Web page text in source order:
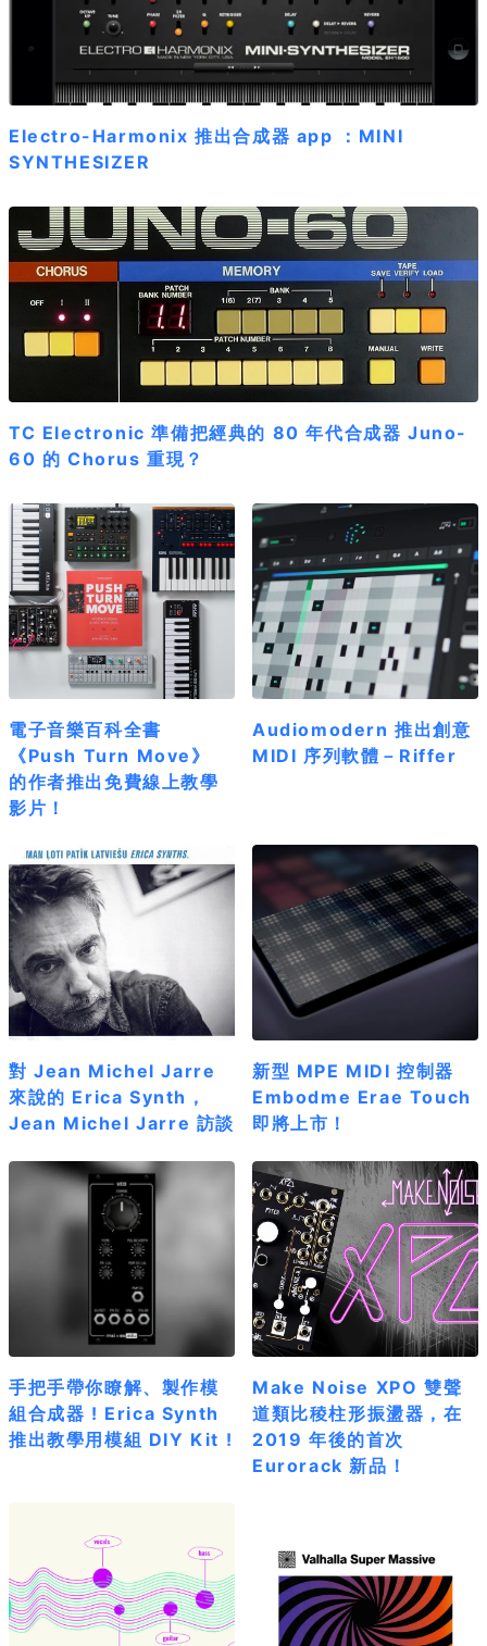
Electro-Harmonix 推出合成器 app ：MINI
SYNTHESIZER
TC Electronic 準備把經典的 80 年代合成器 Juno-
60 的 Chorus 重現？
電子音樂百科全書
《Push Turn Move》
的作者推出免費線上教學
影片！
Audiomodern 推出創意
MIDI 序列軟體－Riffer
對 Jean Michel Jarre
來說的 Erica Synth，
Jean Michel Jarre 訪談
新型 MPE MIDI 控制器
Embodme Erae Touch
即將上市！
手把手帶你瞭解、製作模
組合成器 ! Erica Synth
推出教學用模組 DIY Kit !
Make Noise XPO 雙聲
道類比稜柱形振盪器，在
2019 年後的首次
Eurorack 新品！